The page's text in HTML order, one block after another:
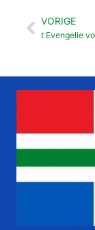
Vorige
VORIGE